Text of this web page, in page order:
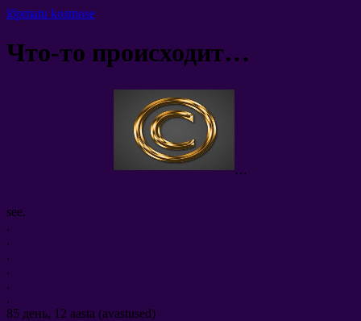
lõpmatu kosmose
Что-то происходит…
…
see.
.
.
.
.
.
.
85 день, 12 aasta (avastused)